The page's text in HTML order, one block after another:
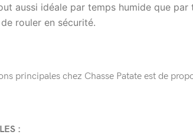
aussi idéale par temps humide que
rouler en sécurité.
principales chez Chasse Patate est de
: